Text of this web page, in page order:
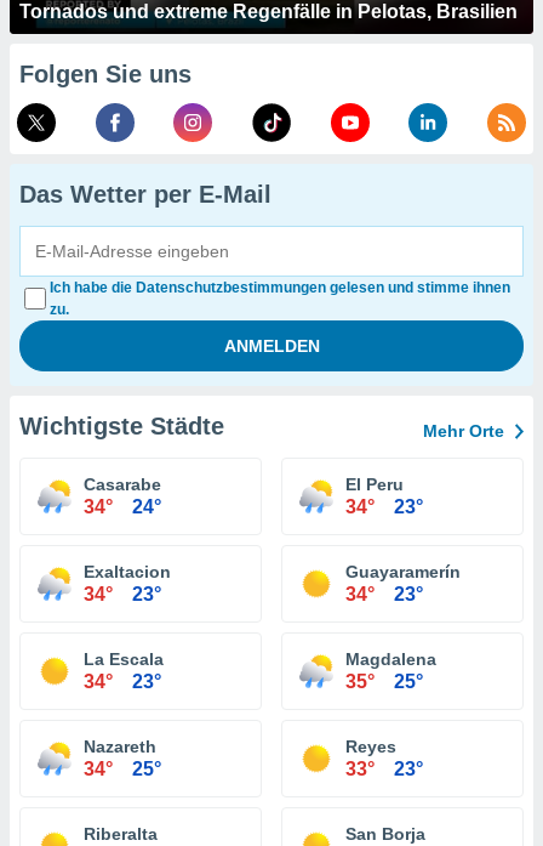
Tornados und extreme Regenfälle in Pelotas, Brasilien
Folgen Sie uns
Das Wetter per E-Mail
Ich habe die Datenschutzbestimmungen gelesen und stimme ihnen
zu.
Wichtigste Städte Mehr Orte
Casarabe
34° 24°
El Peru
34° 23°
Exaltacion
34° 23°
Guayaramerín
34° 23°
La Escala
34° 23°
Magdalena
35° 25°
Nazareth
34° 25°
Reyes
33° 23°
Riberalta San Borja